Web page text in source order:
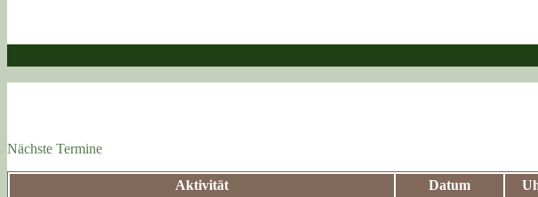
Nächste Termine
Aktivität Datum